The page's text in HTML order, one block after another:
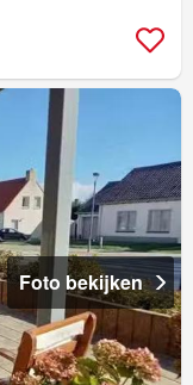
Foto bekijken